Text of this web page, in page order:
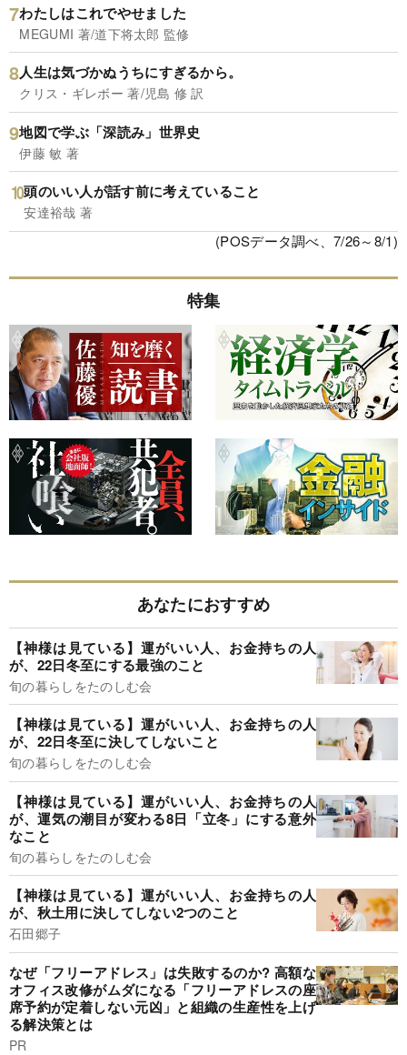
わたしはこれでやせました
MEGUMI 著/道下将太郎 監修
人生は気づかぬうちにすぎるから。
クリス・ギレボー 著/児島 修 訳
地図で学ぶ「深読み」世界史
伊藤 敏 著
頭のいい人が話す前に考えていること
安達裕哉 著
(POSデータ調べ、7/26～8/1)
特集
あなたにおすすめ
【神様は見ている】運がいい人、お金持ちの人
が、22日冬至にする最強のこと
旬の暮らしをたのしむ会
【神様は見ている】運がいい人、お金持ちの人
が、22日冬至に決してしないこと
旬の暮らしをたのしむ会
【神様は見ている】運がいい人、お金持ちの人
が、運気の潮目が変わる8日「立冬」にする意外
なこと
旬の暮らしをたのしむ会
【神様は見ている】運がいい人、お金持ちの人
が、秋土用に決してしない2つのこと
石田郷子
なぜ「フリーアドレス」は失敗するのか? 高額な
オフィス改修がムダになる「フリーアドレスの座
席予約が定着しない元凶」と組織の生産性を上げ
る解決策とは
PR